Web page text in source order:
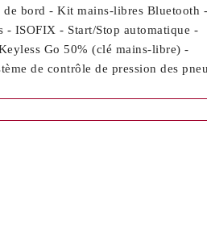
de bord - Kit mains-libres Bluetooth -
- ISOFIX - Start/Stop automatique -
Go 50% (clé mains-libre) -
de contrôle de pression des